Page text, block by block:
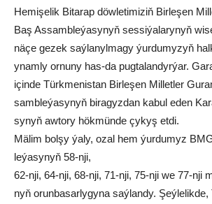
He­mi­şe­lik Bi­ta­rap döw­le­ti­mi­ziň Bir­le­şen
Baş As­samb­le­ýa­sy­nyň ses­si­ýa­la­ry­nyň
nä­çe ge­zek saý­la­nyl­ma­gy ýur­du­my­zyň
ynam­ly or­nu­ny has-da pug­ta­lan­dyr­ýar.
için­de Türk­me­nis­tan Bir­le­şen Mil­let­ler
samb­le­ýa­sy­nyň bi­ra­gyz­dan ka­bul eden
sy­nyň aw­to­ry hök­mün­de çy­kyş et­di.
Mä­lim bol­şy ýa­ly, ozal hem ýurdumyz
le­ýa­sy­nyň 58-nji,
62-nji, 64-nji, 68-nji, 71-nji, 75-nji we 77-nji
nyň orun­ba­sar­ly­gy­na saý­lan­dy.